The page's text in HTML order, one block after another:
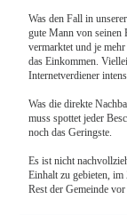
Was den Fall in
gute Mann von seinen
vermarktet und je
das Einkommen.
Internetverdiener
Was die direkte
muss spottet jeder
noch das Geringste.
Es ist nicht
Einhalt zu gebieten,
Rest der Gemeinde